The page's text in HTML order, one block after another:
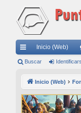
nl
rá
Inicio (Web)
Buscar
Inicio (Web)